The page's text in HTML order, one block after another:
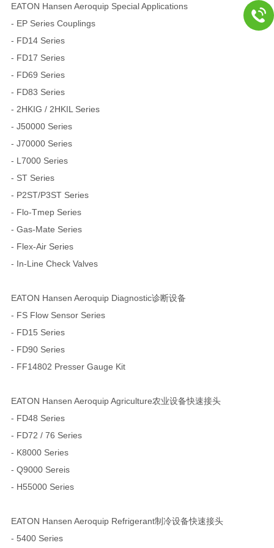
EATON Hansen Aeroquip Special Applications
- EP Series Couplings
- FD14 Series
- FD17 Series
- FD69 Series
- FD83 Series
- 2HKIG / 2HKIL Series
- J50000 Series
- J70000 Series
- L7000 Series
- ST Series
- P2ST/P3ST Series
- Flo-Tmep Series
- Gas-Mate Series
- Flex-Air Series
- In-Line Check Valves
EATON Hansen Aeroquip Diagnostic诊断设备
- FS Flow Sensor Series
- FD15 Series
- FD90 Series
- FF14802 Presser Gauge Kit
EATON Hansen Aeroquip Agriculture农业设备快速接头
- FD48 Series
- FD72 / 76 Series
- K8000 Series
- Q9000 Sereis
- H55000 Series
EATON Hansen Aeroquip Refrigerant制冷设备快速接头
- 5400 Series